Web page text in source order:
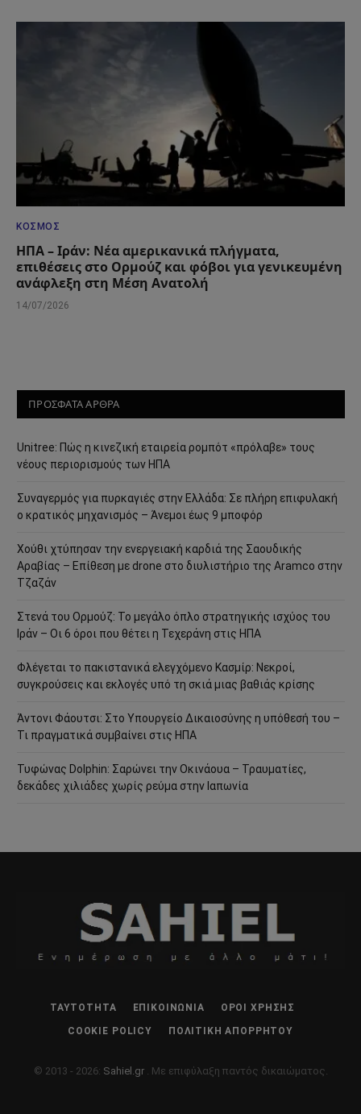
ΚΌΣΜΟΣ
ΗΠΑ – Ιράν: Νέα αμερικανικά πλήγματα,
επιθέσεις στο Ορμούζ και φόβοι για γενικευμένη
ανάφλεξη στη Μέση Ανατολή
14/07/2026
ΠΡΟΣΦΑΤΑ ΑΡΘΡΑ
Unitree: Πώς η κινεζική εταιρεία ρομπότ «πρόλαβε» τους
νέους περιορισμούς των ΗΠΑ
Συναγερμός για πυρκαγιές στην Ελλάδα: Σε πλήρη επιφυλακή
ο κρατικός μηχανισμός – Άνεμοι έως 9 μποφόρ
Χούθι χτύπησαν την ενεργειακή καρδιά της Σαουδικής
Αραβίας – Επίθεση με drone στο διυλιστήριο της Aramco στην
Τζαζάν
Στενά του Ορμούζ: Το μεγάλο όπλο στρατηγικής ισχύος του
Ιράν – Οι 6 όροι που θέτει η Τεχεράνη στις ΗΠΑ
Φλέγεται το πακιστανικά ελεγχόμενο Κασμίρ: Νεκροί,
συγκρούσεις και εκλογές υπό τη σκιά μιας βαθιάς κρίσης
Άντονι Φάουτσι: Στο Υπουργείο Δικαιοσύνης η υπόθεσή του –
Τι πραγματικά συμβαίνει στις ΗΠΑ
Τυφώνας Dolphin: Σαρώνει την Οκινάουα – Τραυματίες,
δεκάδες χιλιάδες χωρίς ρεύμα στην Ιαπωνία
ΤΑΥΤΌΤΗΤΑ ΕΠΙΚΟΙΝΩΝΊΑ ΌΡΟΙ ΧΡΉΣΗΣ
COOKIE POLICY ΠΟΛΙΤΙΚΉ ΑΠΟΡΡΉΤΟΥ
© 2013 - 2026: Sahiel.gr . Με επιφύλαξη παντός δικαιώματος.